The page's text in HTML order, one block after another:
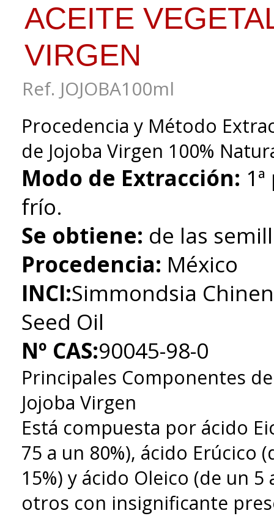
ACEITE
VIRGEN
Ref. JOJOBA100ml
Procedencia y Método
de Jojoba Virgen 100%
Modo de Extracción:
frío.
Se obtiene: de las
Procedencia: México
INCI:Simmondsia
Seed Oil
Nº CAS:90045-98-0
Principales Componentes
Jojoba Virgen
Está compuesta por ácido
75 a un 80%), ácido Erúcico
15%) y ácido Oleico (de un 5
otros con insignificante